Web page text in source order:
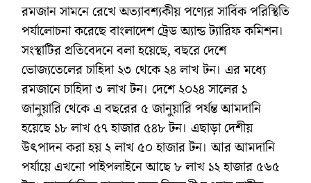
রমজান সামনে রেখে অত্যাবশ্যকীয় পণ্যের সার্বিক পরিস্থিতি
পর্যালোচনা করেছে বাংলাদেশ ট্রেড অ্যান্ড ট্যারিফ কমিশন।
সংস্থাটির প্রতিবেদনে বলা হয়েছে, বছরে দেশে
ভোজ্যতেলের চাহিদা ২৩ থেকে ২৪ লাখ টন। এর মধ্যে
রমজানে চাহিদা ৩ লাখ টন। দেশে ২০২৪ সালের ১
জানুয়ারি থেকে এ বছরের ৫ জানুয়ারি পর্যন্ত আমদানি
হয়েছে ১৮ লাখ ৫৭ হাজার ৫৪৮ টন। এছাড়া দেশীয়
উৎপাদন করা হয় ২ লাখ ৫০ হাজার টন। আর আমদানি
পর্যায়ে এখনো পাইপলাইনে আছে ৮ লাখ ১২ হাজার ৫৬৫